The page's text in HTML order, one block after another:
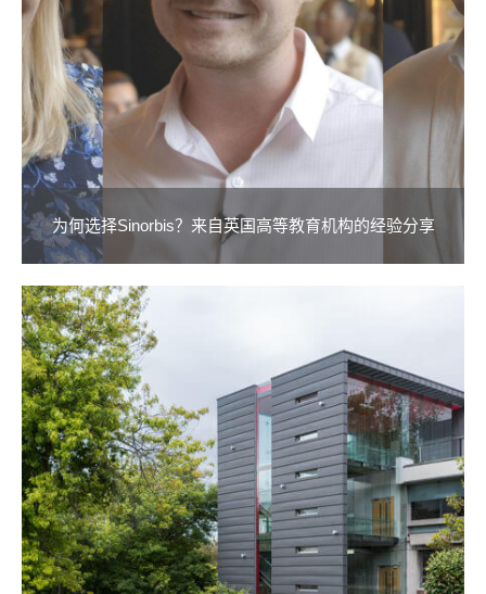
为何选择Sinorbis？来自英国高等教育机构的经验分享